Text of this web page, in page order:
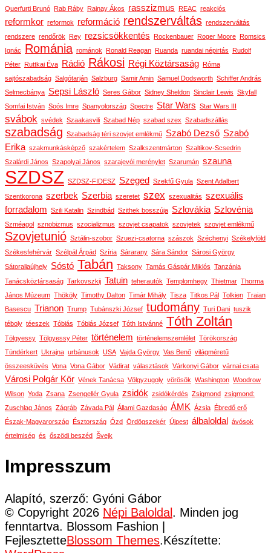
Querfurti Brunó
Rab Ráby Rajnay Ákos rasszizmus REAC reakciós
reformkor reformok reformáció rendszerváltás rendszerváltás
rendszere rendőrök Rey rezsicsökkentés Rockenbauer Roger Moore
Romsics
Ignác
Románia románok Ronald Reagan Ruanda ruandai népirtás
Rudolf
Péter
Ruttkai Éva Rádió Rákosi Régi Köztársaság
Róma
sajtószabadság Salgótarján Salzburg Samir Amin Samuel Dodsworth Schiffer András
Selmecbánya Sepsi László Seres Gábor Sidney Sheldon Sinclair Lewis Skyfall
Somfai István Soós Imre Spanyolország Spectre Star Wars Star Wars III
svábok svédek Szaakasvili Szabad Nép szabad szex Szabadszállás
szabadság Szabadság téri szovjet emlékmű Szabó Dezső Szabó
Erika szakmunkásképző szakértelem Szalkszentmárton Szaltikov-Scsedrin
Szalárdi János Szapolyai János szarajevói merénylet Szarumán szauna
SZDSZ SZDSZ-FIDESZ Szeged Szekfű Gyula Szent Adalbert
Szentkorona szerbek Szerbia szeretet szex szexualitás szexuális
forradalom Szili Katalin Szindbád Szithek bosszúja Szlovákia Szlovénia
Szméagol sznobizmus szocializmus szovjet csapatok szovjetek szovjet emlékmű
Szovjetunió Sztálin-szobor Szuezi-csatorna szászok Széchenyi Székelyföld
Székesfehérvár Szélpál Árpád Szíria Sárarany Sára Sándor Sárosi György
Sátoraljaújhely Sóstó Tabán Taksony Tamás Gáspár Miklós Tanzánia
Tanácsköztársaság Tarkovszkij Tatuin teherautók Templomhegy Thietmar Thorma
János Múzeum Thököly Timothy Dalton Timár Mihály Tisza Titkos Pál Tolkien Traian
Basescu Trianon Trump Tubánszki József tudomány Turi Dani tuszik
téboly téeszek Tóbiás Tóbiás József Tóth Istvánné Tóth Zoltán
Tölgyessy Tölgyessy Péter történelem történelemszemlélet Törökország
Tündérkert Ukrajna urbánusok USA Vajda György Vas Benő világméretű
összeesküvés Vona Vona Gábor Vádirat választások Várkonyi Gábor várnai csata
Városi Polgár Kör Vének Tanácsa Völgyzugoly vörösök Washington Woodrow
Wilson Yoda Zsana Zsengellér Gyula zsidók zsidókérdés Zsigmond zsigmond:
Zuschlag János Zágráb Závada Pál Állami Gazdaság ÁMK Ázsia
Ébredő erő
Észak-Magyarország
Észtország Ózd Ördögszekér Újpest álbaloldal
ávósok
értelmiség és őszödi beszéd Švejk
Impresszum
Alapító, szerző: Gyóni Gábor
© Copyright 2026 Népi Baloldal . Minden jog
fenntartva. Blossom Fashion |
FejlesztetteBlossom Themes.Készítette: